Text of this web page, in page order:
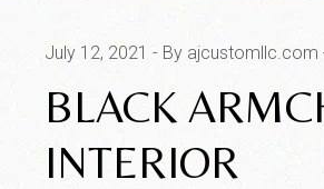
July 12, 2021 By ajcustomllc.com
BLACK
INTERIOR